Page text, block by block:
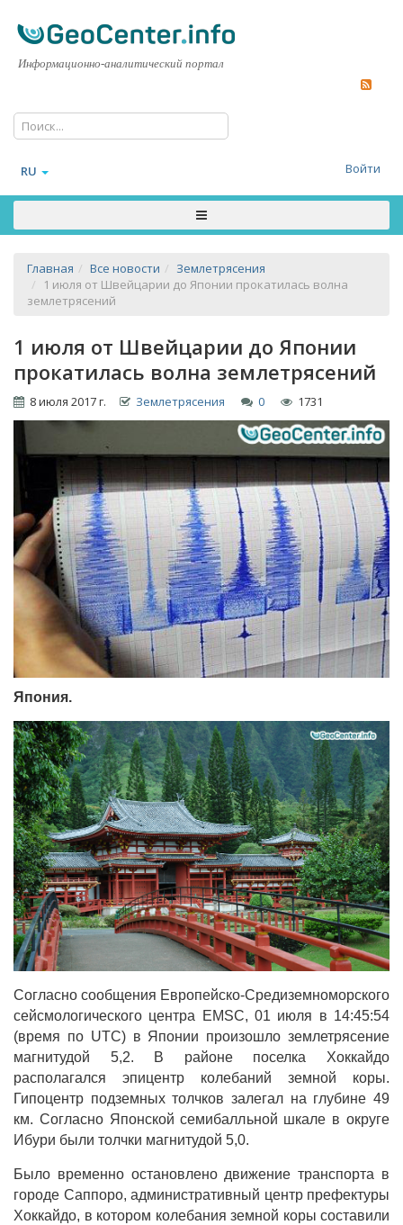
Информационно-аналитический портал
RU Войти
Главная Все новости
Землетрясения
1 июля от Швейцарии до Японии прокатилась волна
землетрясений
1 июля от Швейцарии до Японии
прокатилась волна землетрясений
8 июля 2017 г. Землетрясения 0 1731
Япония.
Согласно сообщения Европейско-Средиземноморского
сейсмологического центра EMSC, 01 июля в 14:45:54
(время по UTC) в Японии произошло землетрясение
магнитудой 5,2. В районе поселка Хоккайдо
располагался эпицентр колебаний земной коры.
Гипоцентр подземных толчков залегал на глубине 49
км. Согласно Японской семибалльной шкале в округе
Ибури были толчки магнитудой 5,0.
Было временно остановлено движение транспорта в
городе Саппоро, административный центр префектуры
Хоккайдо, в котором колебания земной коры составили